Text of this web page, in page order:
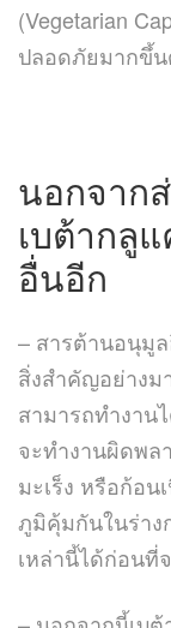
(Vegetarian
ปลอดภัยมากขึ้น
นอกจาก
เบต้ากลู
อื่นอีก
– สารต้านอนุมู
สิ่งสำคัญอย่างม
สามารถทำงาน
จะทำงานผิดพล
มะเร็ง หรือก้อ
ภูมิคุ้มกันในร่าง
เหล่านี้ได้ก่อนที่